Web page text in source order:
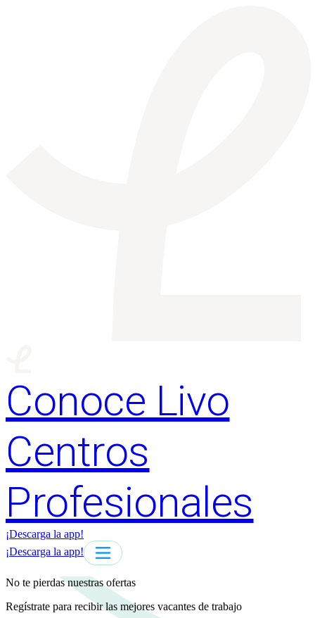
Conoce Livo
Centros
Profesionales
¡Descarga la app!
¡Descarga la app!
No te pierdas nuestras ofertas
Regístrate para recibir las mejores vacantes de trabajo